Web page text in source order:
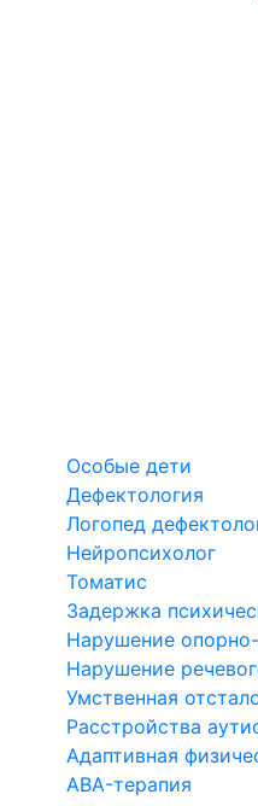
Особые дети
Дефектология
Логопед
Нейропсихолог
Томатис
Задержка
Нарушение опорно-
Нарушение
Умственная
Расстройства
Адаптивная
ABA-терапия